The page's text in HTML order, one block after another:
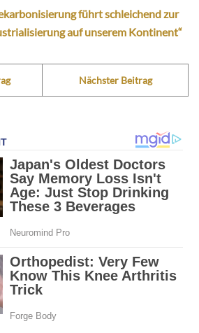
führt schleichend zur
auf unserem Kontinent“
Nächster Beitrag